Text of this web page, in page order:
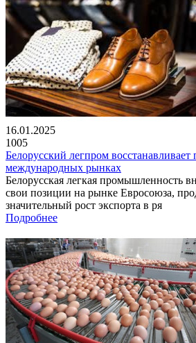
16.01.2025
1005
Белорусский легпром восстанавливает
международных рынках
Белорусская легкая промышленность
свои позиции на рынке Евросоюза,
значительный рост экспорта в ря
Подробнее